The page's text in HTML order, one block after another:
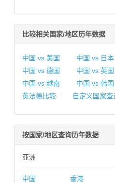
比较相关国家/地区历年数据
中国 vs 美国 中国 vs 日本
中国 vs 德国
中国 vs 英国
中国 vs 越南
中国 vs 韩国
英法德比较
自定义国家查
按国家/地区查询历年数据
亚洲
中国 香港